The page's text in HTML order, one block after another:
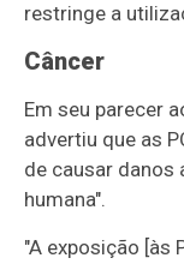
restringe a
Câncer
Em seu parecer
advertiu que as
de causar danos
humana".
"A exposição [às